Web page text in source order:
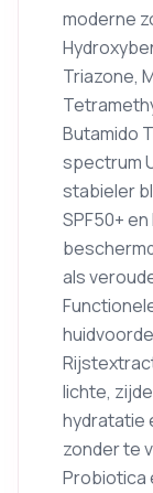
moderne
Triazone,
Butamido
spectrum
stabieler
SPF50+
als
lichte,
hydratatie
zonder te
Probiotica